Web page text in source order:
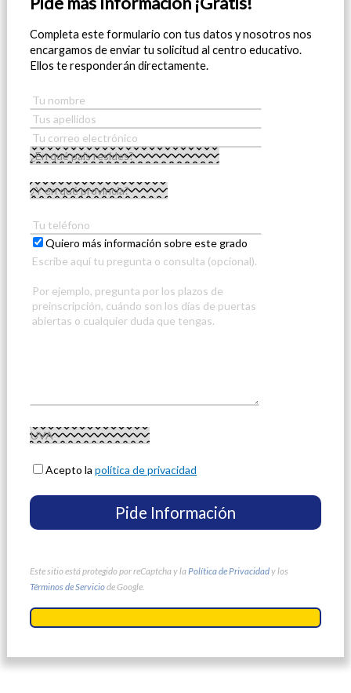
Completa este formulario con tus datos y nosotros nos
encargamos de enviar tu solicitud al centro educativo.
Ellos te responderán directamente.
Quiero más información sobre este grado
Acepto lapolítica de privacidad
Este sitio está protegido por reCaptcha y la Política de Privacidady los
Términos de Serviciode Google.